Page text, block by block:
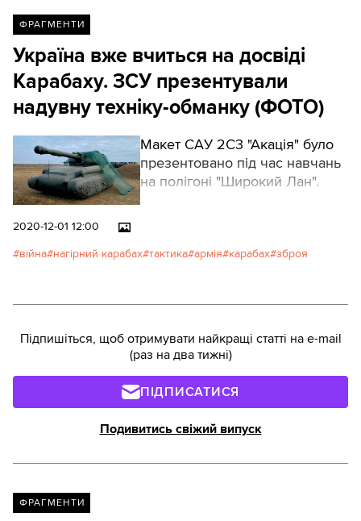
ФРАГМЕНТИ
Україна вже вчиться на досвіді
Карабаху. ЗСУ презентували
надувну техніку-обманку (ФОТО)
Макет САУ 2С3 "Акація" було
презентовано під час навчань
на полігоні "Широкий Лан".
2020-12-01 12:00
війна нагірний карабах тактика армія карабах зброя
Підпишіться, щоб отримувати найкращі статті на e-mail
(раз на два тижні)
ПІДПИСАТИСЯ
Подивитись свіжий випуск
ФРАГМЕНТИ